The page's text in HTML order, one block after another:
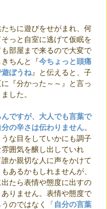
ちに遊びをせがまれ、何
っと自室に逃げて仮眠を
部屋まで来るので大変で
ちんと『今ちょっと頭痛
ぼうね 』と伝えると、子
『分かった～～』と言っ
した。
ですが、大人でも言葉で
の辛さは伝わりません。
な目をしていかにも調子
囲気を醸し出していれ
か親切な人に声をかけて
あるかもしれませんが、
たら表情や態度に出すの
りません。表情や態度で
のではなく「自分の言葉